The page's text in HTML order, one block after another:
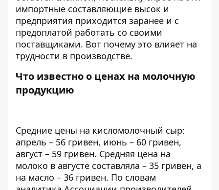
импортные составляющие высок и
предприятия приходится заранее и с
предоплатой работать со своими
поставщиками. Вот почему это влияет на
трудности в производстве.
Что известно о ценах на молочную
продукцию
Средние цены на кисломолочный сыр:
апрель – 56 гривен, июнь – 60 гривен,
август – 59 гривен. Средняя цена на
молоко в августе составляла – 35 гривен, а
на масло – 36 гривен. По словам